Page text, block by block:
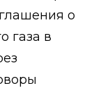
о
газа в